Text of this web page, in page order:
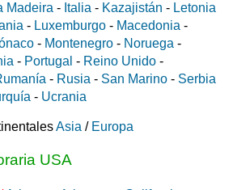
Madeira - Italia - Kazajistán - Letonia
- Luxemburgo - Macedonia -
- Montenegro - Noruega -
- Portugal - Reino Unido -
- Rusia - San Marino - Serbia
- Ucrania
Asia / Europa
USA